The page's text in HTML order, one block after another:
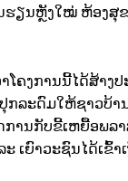
ຮຽນຫຼັງໃໝ່ ຫ້ອງສຸຂ
າໂຄງການນີ້ໄດ້ສ້າງ
ກລະດົມໃຫ້ຊາວບ້າ
ການກັບຂີ້ເຫຍື້ອພລ
ະ ເຍົາວະຊົນໄດ້ເຂົ້